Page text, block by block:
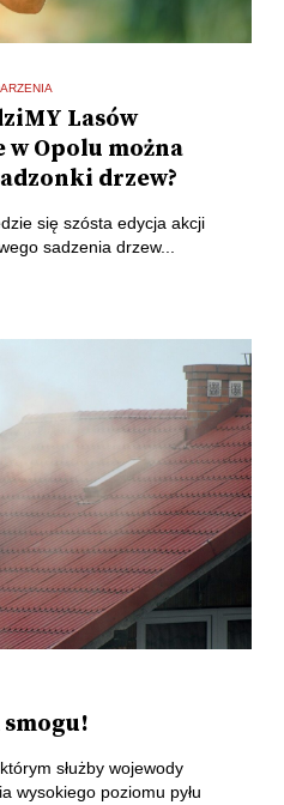
Lasów
w Opolu można
drzew?
się szósta edycja akcji
sadzenia drzew...
służby wojewody
wysokiego poziomu pyłu